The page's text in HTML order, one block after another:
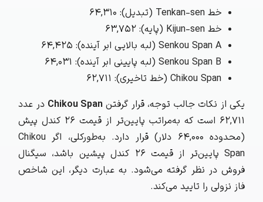
خط Tenkan-sen (تبدیل): ۶۴,۳۱۰
خط Kijun-sen (پایه): ۶۳,۷۵۲
Senkou Span A (لبه بالایی ابر آینده): ۶۴,۴۲۵
Senkou Span B (لبه پایینی ابر آینده): ۶۴,۰۳۱
Chikou Span (خط تاخیری): ۶۲,۷۱۱
یکی از نکات جالب توجه، قرار گرفتنChikou Span در عدد
۶۲,۷۱۱ است که به‌مراتب پایین‌تر از قیمت ۲۶ کندل پیش
(محدوده ۶۴,۰۰۰ دلار) قرار دارد. به‌طورکلی، اگر Chikou
Span پایین‌تر از قیمت ۲۶ کندل پیشین باشد، سیگنال
فروش در نظر گرفته می‌شود. به عبارت دیگر، این شاخص
فاز نزولی را تایید می‌کند.